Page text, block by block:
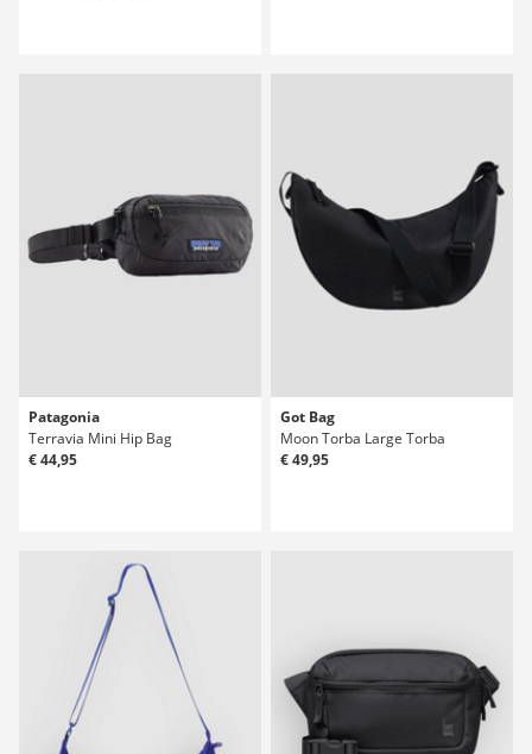
Patagonia
Terravia Mini Hip Bag
€ 44,95
Got Bag
Moon Torba Large Torba
€ 49,95